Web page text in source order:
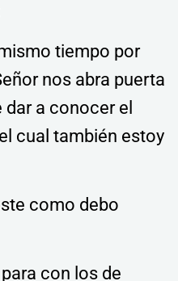
tiempo por
nos abra puerta
dar a conocer el
cual también estoy
como debo
con los de